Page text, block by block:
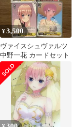
¥3,500
ヴァイスシュヴァルツ
中野一花 カードセット